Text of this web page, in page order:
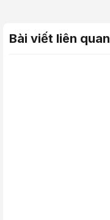
Bài viết liên quan